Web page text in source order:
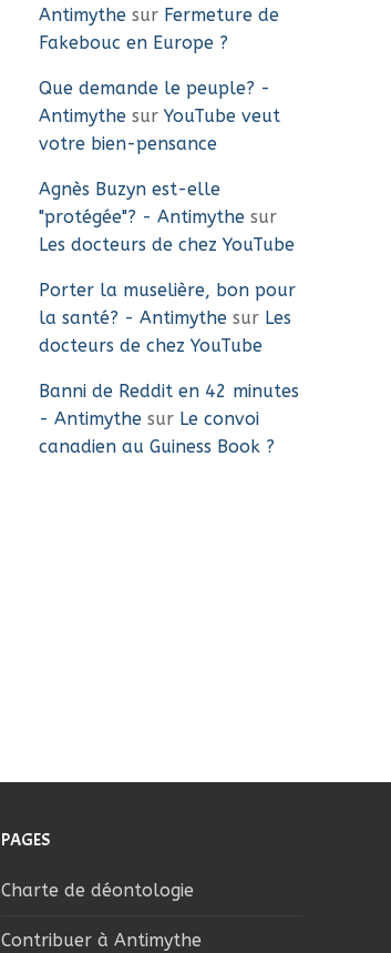
Antimythe sur Fermeture de
Fakebouc en Europe ?
Que demande le peuple? -
Antimythe sur YouTube veut
votre bien-pensance
Agnès Buzyn est-elle
"protégée"? - Antimythe sur
Les docteurs de chez YouTube
Porter la muselière, bon pour
la santé? - Antimythe sur Les
docteurs de chez YouTube
Banni de Reddit en 42 minutes
- Antimythe sur Le convoi
canadien au Guiness Book ?
PAGES
Charte de déontologie
Contribuer à Antimythe